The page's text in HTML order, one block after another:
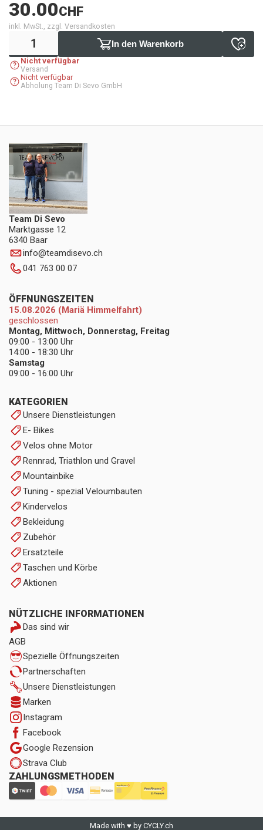
30.00CHF
inkl. MwSt., zzgl. Versandkosten
In den Warenkorb
Nicht verfügbar
Versand
Nicht verfügbar
Abholung Team Di Sevo GmbH
Team Di Sevo
Marktgasse 12
6340 Baar
info@teamdisevo.ch
041 763 00 07
KATEGORIEN
Unsere Dienstleistungen
E- Bikes
Velos ohne Motor
Rennrad, Triathlon und Gravel
Mountainbike
Tuning - spezial Veloumbauten
Kindervelos
Bekleidung
Zubehör
Ersatzteile
Taschen und Körbe
Aktionen
NÜTZLICHE INFORMATIONEN
Das sind wir
AGB
Spezielle Öffnungszeiten
Partnerschaften
Unsere Dienstleistungen
Marken
Instagram
Facebook
Google Rezension
Strava Club
ZAHLUNGSMETHODEN
ÖFFNUNGSZEITEN
15.08.2026 (Mariä Himmelfahrt)
geschlossen
Montag, Mittwoch, Donnerstag, Freitag
09:00 - 13:00 Uhr
14:00 - 18:30 Uhr
Samstag
09:00 - 16:00 Uhr
Made with ♥ by CYCLY.ch